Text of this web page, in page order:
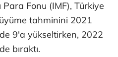
Fonu (IMF), Türkiye
tahminini 2021
9'a yükseltirken, 2022
bıraktı.